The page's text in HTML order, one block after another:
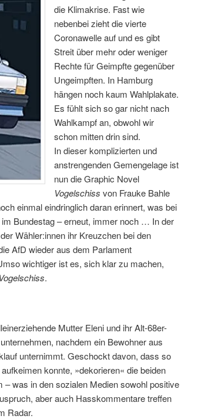
die Klimakrise. Fast wie
nebenbei zieht die vierte
Coronawelle auf und es gibt
Streit über mehr oder weniger
Rechte für Geimpfte gegenüber
Ungeimpften. In Hamburg
hängen noch kaum Wahlplakate.
Es fühlt sich so gar nicht nach
Wahlkampf an, obwohl wir
schon mitten drin sind.
In dieser komplizierten und
anstrengenden Gemengelage ist
nun die Graphic Novel
Vogelschiss von Frauke Bahle
einmal eindringlich daran erinnert, was bei
Bundestag – erneut, immer noch … In der
Wähler:innen ihr Kreuzchen bei den
AfD wieder aus dem Parlament
wichtiger ist es, sich klar zu machen,
Vogelschiss.
Mutter Eleni und ihr Alt-68er-
nachdem ein Bewohner aus
unternimmt. Geschockt davon, dass so
konnte, »dekorieren« die beiden
was in den sozialen Medien sowohl positive
aber auch Hasskommentare treffen
Radar.